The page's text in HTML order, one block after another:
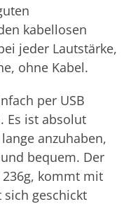
kabellosen
jeder Lautstärke,
ohne Kabel.
per USB
Es ist absolut
anzuhaben,
bequem. Der
kommt mit
sich geschickt